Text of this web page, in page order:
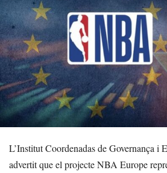
L’Institut Coordenadas de Governança i
advertit que el projecte NBA Europe